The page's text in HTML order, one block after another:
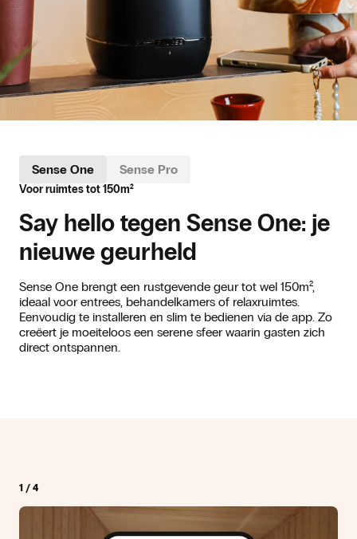
Voor ruimtes tot 150m²
Say hello tegen Sense One: je
nieuwe geurheld
Sense One brengt een rustgevende geur tot wel 150m²,
ideaal voor entrees, behandelkamers of relaxruimtes.
Eenvoudig te installeren en slim te bedienen via de app. Zo
creëert je moeiteloos een serene sfeer waarin gasten zich
direct ontspannen.
Sense One Sense Pro
Voor ruimtes tot 250m²
Maak kennis met Sense Pro:
effectief, subtiel en slim
Jouw gasten zoeken rust, jij regelt het moeiteloos. Sense
Pro is speciaal ontwikkeld voor wellnessruimtes en brengt
geur met zachtheid en precisie in de lucht. Je hoort het
niet, maar voelt het wel. Eenvoudig te bedienen via de app
voor ontspanning die vanzelf gaat.
Sense One Sense Pro
1 / 4